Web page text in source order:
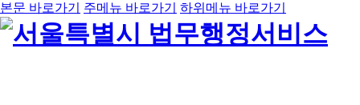
본문 바로가기 주메뉴 바로가기 하위메뉴 바로가기